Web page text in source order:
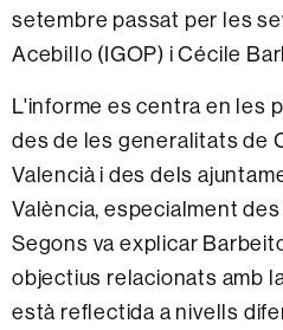
setembre passat per les
Acebillo (IGOP) i Cécile
L'informe es centra en les
des de les generalitats de
Valencià i des dels
València, especialment
Segons va explicar
objectius relacionats amb
està reflectida a nivells